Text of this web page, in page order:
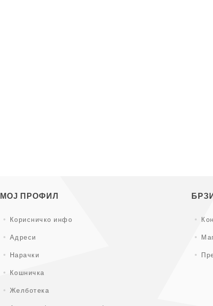
МОЈ ПРОФИЛ
Корисничко инфо
Адреси
Нарачки
Кошничка
Желботека